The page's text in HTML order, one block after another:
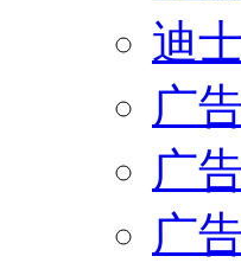
迪
广
广
广